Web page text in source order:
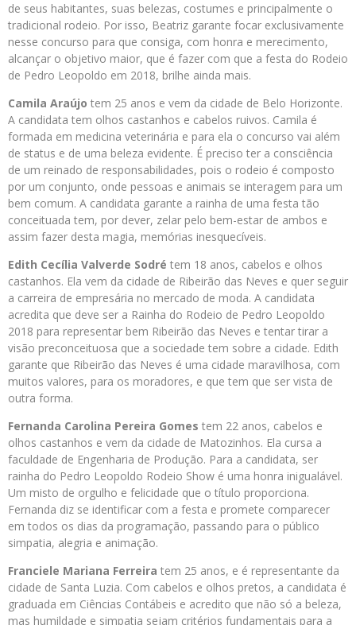
de seus habitantes, suas belezas, costumes e principalmente o
tradicional rodeio. Por isso, Beatriz garante focar exclusivamente
nesse concurso para que consiga, com honra e merecimento,
alcançar o objetivo maior, que é fazer com que a festa do Rodeio
de Pedro Leopoldo em 2018, brilhe ainda mais.
Camila Araújo tem 25 anos e vem da cidade de Belo Horizonte.
A candidata tem olhos castanhos e cabelos ruivos. Camila é
formada em medicina veterinária e para ela o concurso vai além
de status e de uma beleza evidente. É preciso ter a consciência
de um reinado de responsabilidades, pois o rodeio é composto
por um conjunto, onde pessoas e animais se interagem para um
bem comum. A candidata garante a rainha de uma festa tão
conceituada tem, por dever, zelar pelo bem-estar de ambos e
assim fazer desta magia, memórias inesquecíveis.
Edith Cecília Valverde Sodré tem 18 anos, cabelos e olhos
castanhos. Ela vem da cidade de Ribeirão das Neves e quer seguir
a carreira de empresária no mercado de moda. A candidata
acredita que deve ser a Rainha do Rodeio de Pedro Leopoldo
2018 para representar bem Ribeirão das Neves e tentar tirar a
visão preconceituosa que a sociedade tem sobre a cidade. Edith
garante que Ribeirão das Neves é uma cidade maravilhosa, com
muitos valores, para os moradores, e que tem que ser vista de
outra forma.
Fernanda Carolina Pereira Gomes tem 22 anos, cabelos e
olhos castanhos e vem da cidade de Matozinhos. Ela cursa a
faculdade de Engenharia de Produção. Para a candidata, ser
rainha do Pedro Leopoldo Rodeio Show é uma honra inigualável.
Um misto de orgulho e felicidade que o título proporciona.
Fernanda diz se identificar com a festa e promete comparecer
em todos os dias da programação, passando para o público
simpatia, alegria e animação.
Franciele Mariana Ferreira tem 25 anos, e é representante da
cidade de Santa Luzia. Com cabelos e olhos pretos, a candidata é
graduada em Ciências Contábeis e acredito que não só a beleza,
mas humildade e simpatia sejam critérios fundamentais para a